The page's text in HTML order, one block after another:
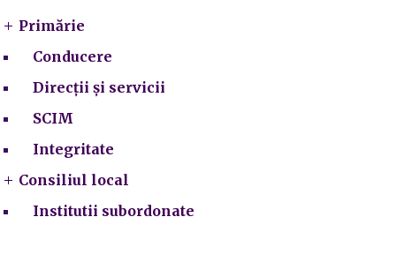
Primărie
Conducere
Direcții și servicii
SCIM
Integritate
Consiliul local
Institutii subordonate